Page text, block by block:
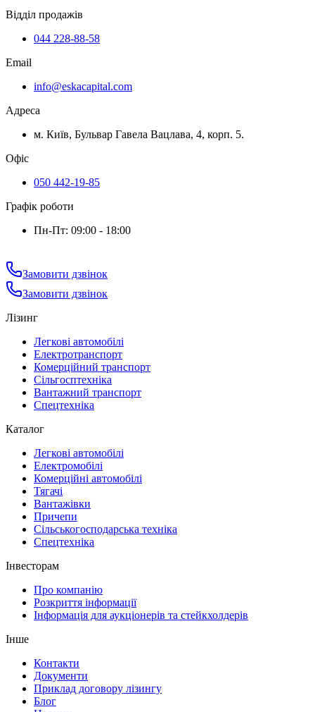
Відділ продажів
044 228-88-58
Email
info@eskacapital.com
Адреса
м. Київ, Бульвар Гавела Вацлава, 4, корп. 5.
Офіс
050 442-19-85
Графік роботи
Пн-Пт: 09:00 - 18:00
Замовити дзвінок
Замовити дзвінок
Лізинг
Легкові автомобілі
Електротранспорт
Комерційний транспорт
Сільгосптехніка
Вантажний транспорт
Спецтехніка
Каталог
Легкові автомобілі
Електромобілі
Комерційні автомобілі
Тягачі
Вантажівки
Причепи
Сільськогосподарська техніка
Спецтехніка
Інвесторам
Про компанію
Розкриття інформації
Інформація для аукціонерів та стейкхолдерів
Інше
Контакти
Документи
Приклад договору лізингу
Блог